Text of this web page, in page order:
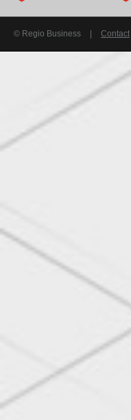
© Regio Business Contact